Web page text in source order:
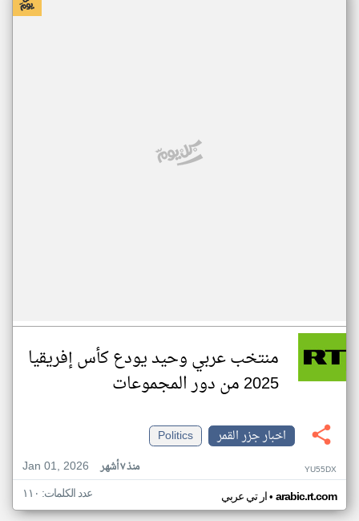
منتخب عربي وحيد يودع كأس إفريقيا
2025 من دور المجموعات
اخبار جزر القمر
Politics
Jan 01, 2026
منذ ٧ أشهر YU55DX
ار تي عربي• arabic.rt.com عدد الكلمات: ١١٠